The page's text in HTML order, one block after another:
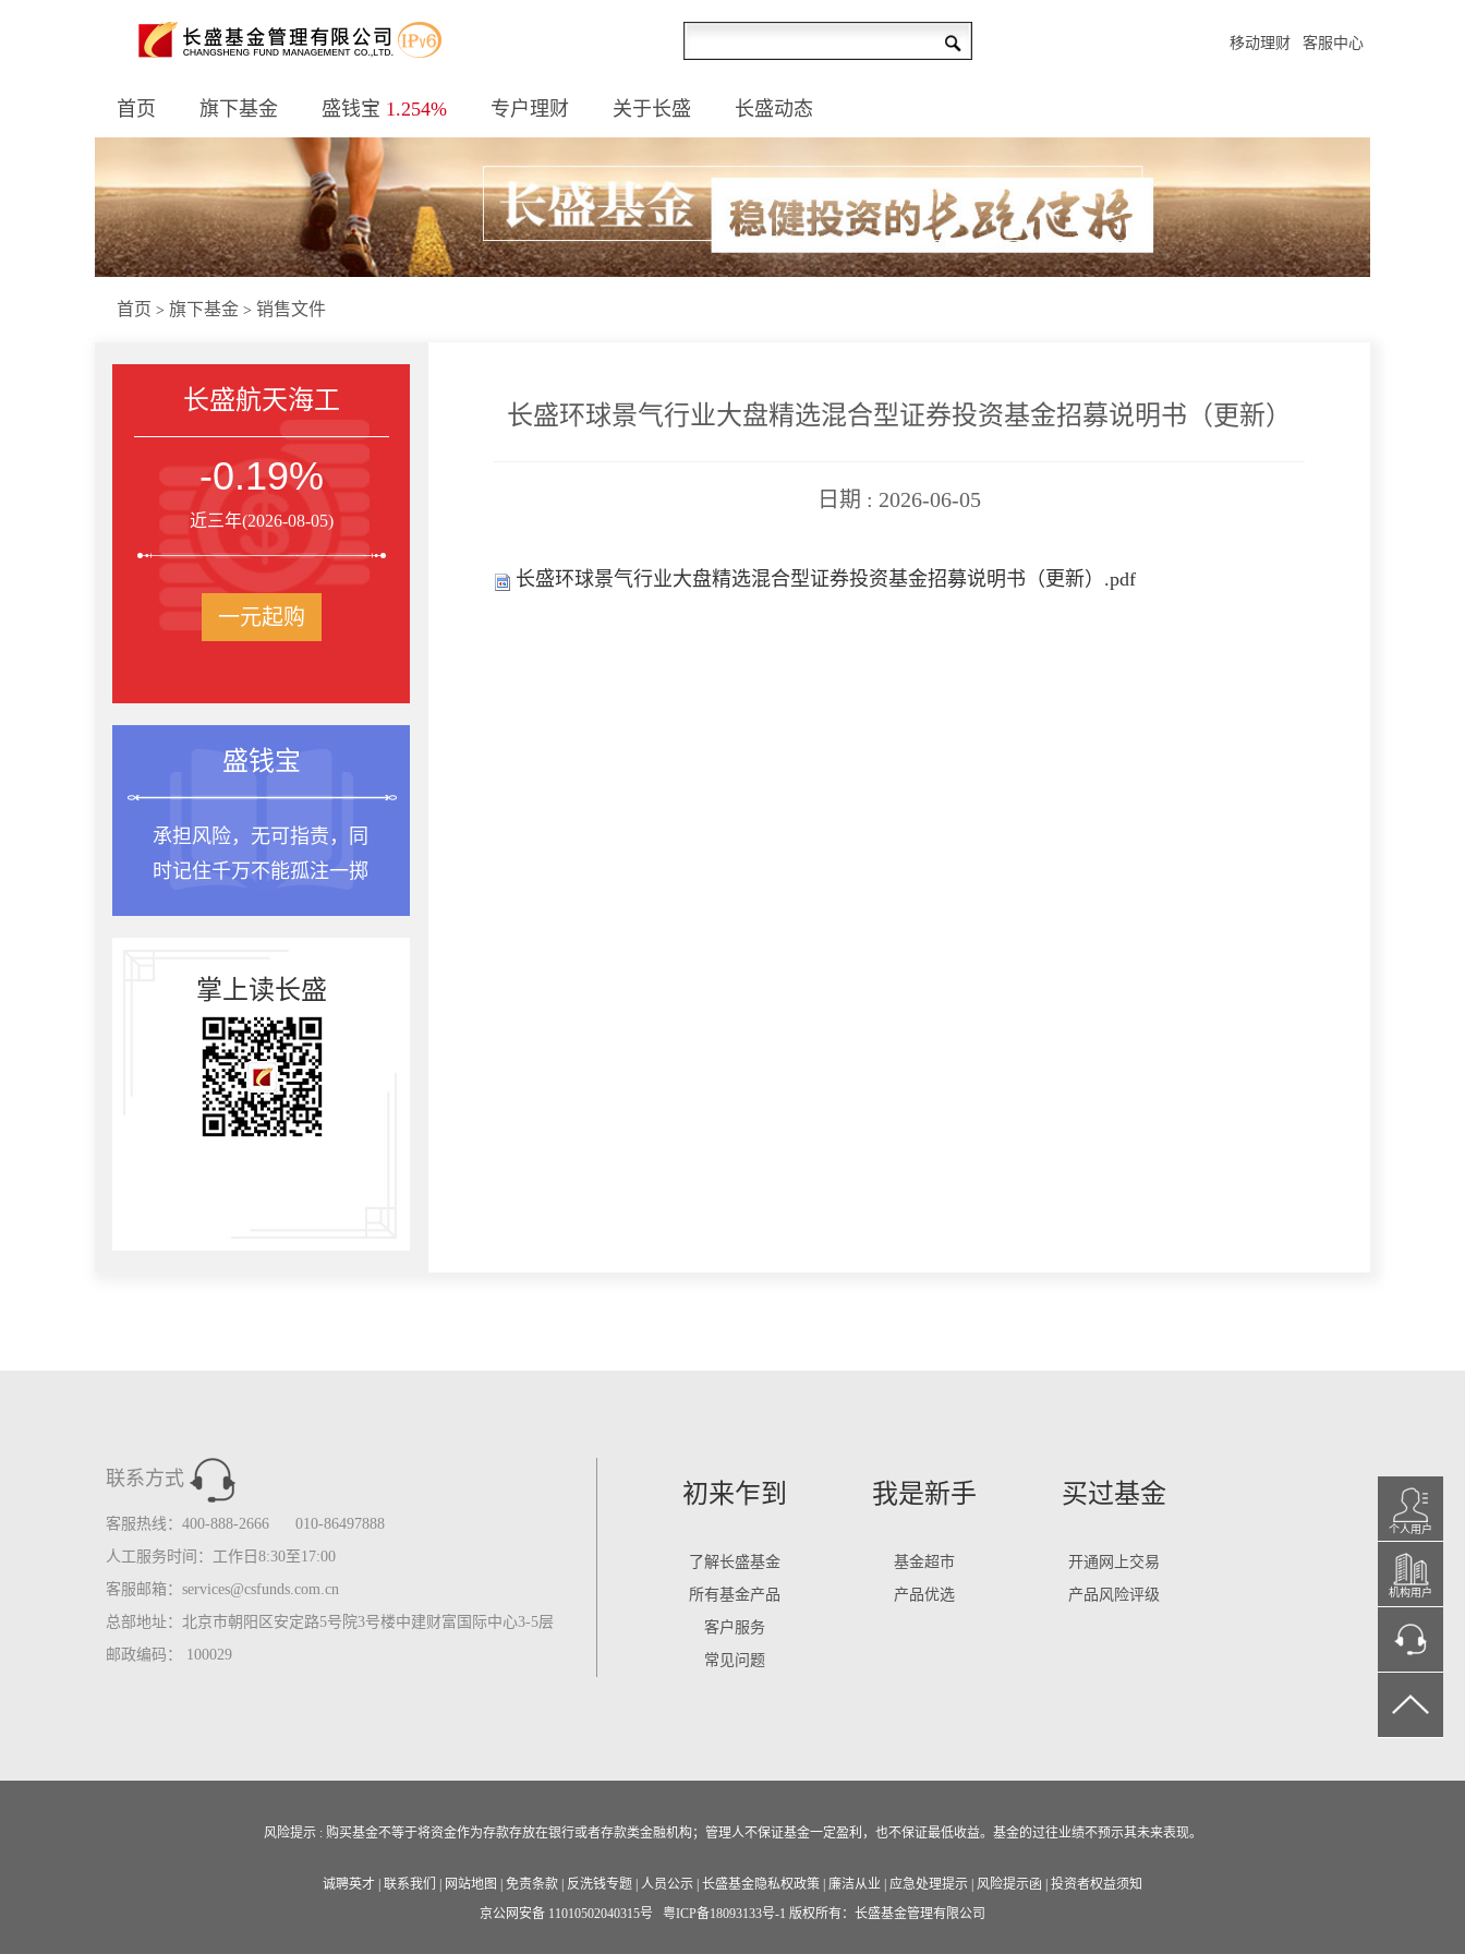
移动理财 客服中心
首页 旗下基金 盛钱宝 1.254% 专户理财 关于长盛 长盛动态
首页 > 旗下基金 > 销售文件
长盛航天海工
-0.19%
近三年(2026-08-05)
一元起购
盛钱宝
承担风险，无可指责，同
时记住千万不能孤注一掷
掌上读长盛
长盛环球景气行业大盘精选混合型证券投资基金招募说明书（更新）
日期 : 2026-06-05
长盛环球景气行业大盘精选混合型证券投资基金招募说明书（更新）.pdf
联系方式
客服热线：400-888-2666 010-86497888
人工服务时间：工作日8:30至17:00
客服邮箱：services@csfunds.com.cn
总部地址：北京市朝阳区安定路5号院3号楼中建财富国际中心3-5层
邮政编码： 100029
初来乍到
了解长盛基金
所有基金产品
客户服务
常见问题
我是新手
基金超市
产品优选
买过基金
开通网上交易
产品风险评级
风险提示 : 购买基金不等于将资金作为存款存放在银行或者存款类金融机构；管理人不保证基金一定盈利，也不保证最低收益。基金的过往业绩不预示其未来表现。
诚聘英才 联系我们 网站地图 免责条款 反洗钱专题 人员公示 长盛基金隐私权政策 廉洁从业 应急处理提示 风险提示函
投资者权益须知
京公网安备 11010502040315号
粤ICP备18093133号-1 版权所有：长盛基金管理有限公司
个人用户
机构用户